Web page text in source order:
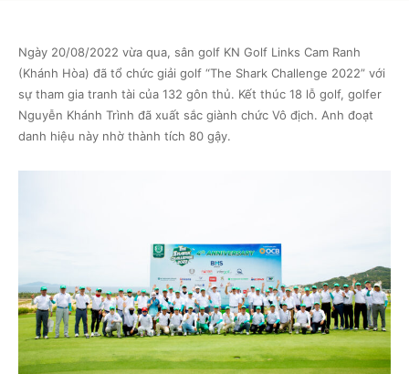
Ngày 20/08/2022 vừa qua, sân golf KN Golf Links Cam Ranh
(Khánh Hòa) đã tổ chức giải golf “The Shark Challenge 2022” với
sự tham gia tranh tài của 132 gôn thủ. Kết thúc 18 lỗ golf, golfer
Nguyễn Khánh Trình đã xuất sắc giành chức Vô địch. Anh đoạt
danh hiệu này nhờ thành tích 80 gậy.